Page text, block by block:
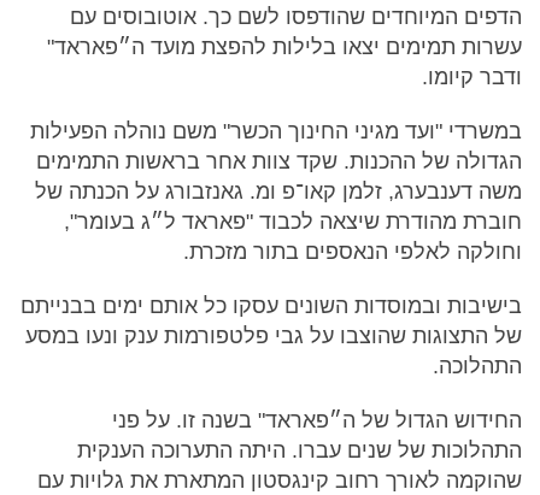
הדפים המיוחדים שהודפסו לשם כך. אוטובוסים עם
עשרות תמימים יצאו בלילות להפצת מועד ה״פאראד"
ודבר קיומו.
במשרדי "ועד מגיני החינוך הכשר" משם נוהלה הפעילות
הגדולה של ההכנות. שקד צוות אחר בראשות התמימים
משה דענבערג, זלמן קאו־פ ומ. גאנזבורג על הכנתה של
חוברת מהודרת שיצאה לכבוד "פאראד ל״ג בעומר",
וחולקה לאלפי הנאספים בתור מזכרת.
בישיבות ובמוסדות השונים עסקו כל אותם ימים בבנייתם
של התצוגות שהוצבו על גבי פלטפורמות ענק ונעו במסע
התהלוכה.
החידוש הגדול של ה״פאראד" בשנה זו. על פני
התהלוכות של שנים עברו. היתה התערוכה הענקית
שהוקמה לאורך רחוב קינגסטון המתארת את גלויות עם